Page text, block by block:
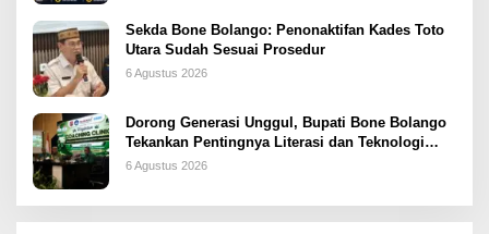
Sekda Bone Bolango: Penonaktifan Kades Toto
Utara Sudah Sesuai Prosedur
6 Agustus 2026
Dorong Generasi Unggul, Bupati Bone Bolango
Tekankan Pentingnya Literasi dan Teknologi
sejak Dini
6 Agustus 2026